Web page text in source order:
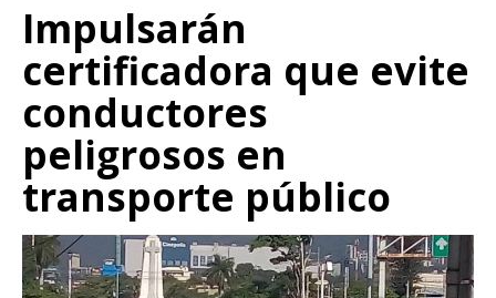
Impulsarán
certificadora que evite
conductores
peligrosos en
transporte público